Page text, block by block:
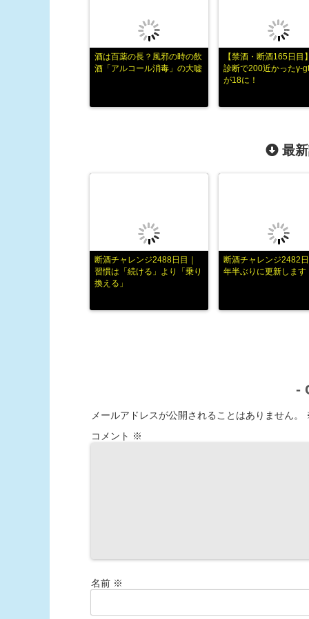
酒は百薬の長？風邪の時の飲
酒「アルコール消毒」の大嘘
【禁酒・断酒165日目
診断で200近かったγ-
が18に！
最
断酒チャレンジ2488日目｜
習慣は「続ける」より「乗り
換える」
断酒チャレンジ2482
年半ぶりに更新します
-
メールアドレスが公開されることはありません。
コメント ※
名前 ※